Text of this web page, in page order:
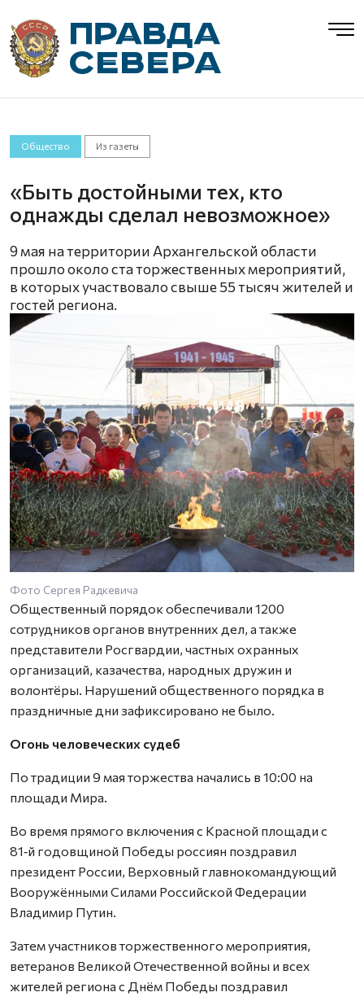
Общество Из газеты
«Быть достойными тех, кто
однажды сделал невозможное»
9 мая на территории Архангельской области
прошло около ста торжественных мероприятий,
в которых участвовало свыше 55 тысяч жителей и
гостей региона.
Фото Сергея Радкевича
Общественный порядок обеспечивали 1200
сотрудников органов внутренних дел, а также
представители Росгвардии, частных охранных
организаций, казачества, народных дружин и
волонтёры. Нарушений общест­венного порядка в
праздничные дни зафиксировано не было.
Огонь человеческих судеб
По традиции 9 мая торжества начались в 10:00 на
площади Мира.
Во время прямого включения с Красной площади с
81‑й годовщиной Победы россиян поздравил
президент России, Верховный главнокомандующий
Вооружёнными Силами Российской Федерации
Владимир Путин.
Затем участников торжественного мероприятия,
ветеранов Великой Отечественной войны и всех
жителей региона с Днём Победы поздравил